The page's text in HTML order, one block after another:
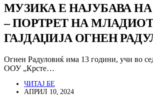
МУЗИКА Е НАЈУБАВА НА
– ПОРТРЕТ НА МЛАДИОТ
ГАЈДАЏИЈА ОГНЕН
Огнен Радуловиќ има 13 години, учи во
ООУ „Крсте…
ЧИТАЈ БЕ
АПРИЛ 10, 2024